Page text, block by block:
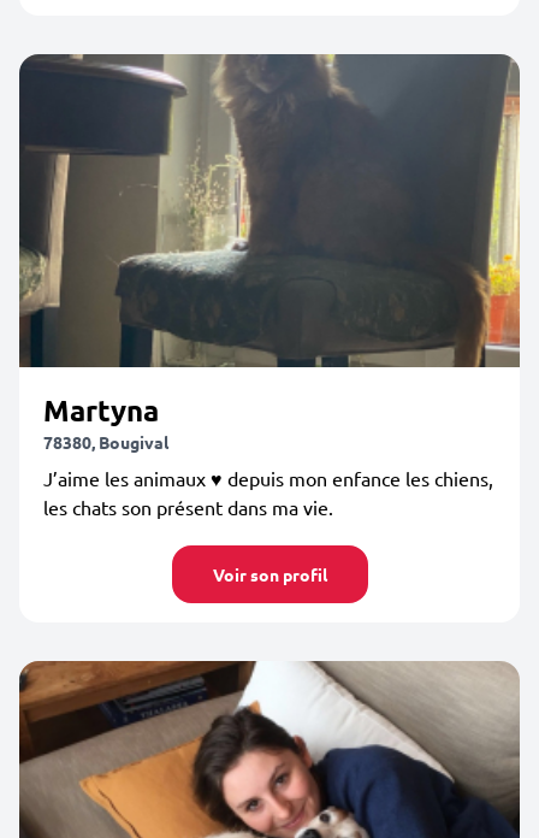
Martyna
78380, Bougival
J’aime les animaux ♥️ depuis mon enfance les chiens,
les chats son présent dans ma vie.
Voir son profil